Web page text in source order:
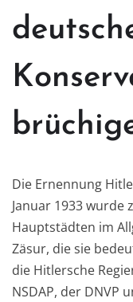
Die Ernennung
Januar 1933 wurde
Hauptstädten im
Zäsur, die sie
die Hitlersche
NSDAP, der DNVP